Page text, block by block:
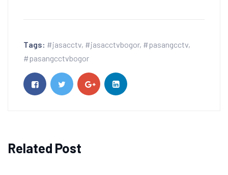
Tags: #jasacctv, #jasacctvbogor, #pasangcctv,
#pasangcctvbogor
Related Post